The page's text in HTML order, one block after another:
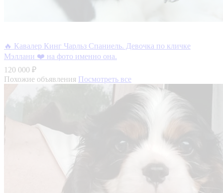
🔥 Кавалер Кинг Чарльз Спаниель. Девочка по кличке
Мэллани ❤️ на фото именно она.
120 000 ₽
Похожие объявления Посмотреть все